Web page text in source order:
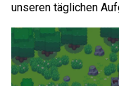
unseren täglichen